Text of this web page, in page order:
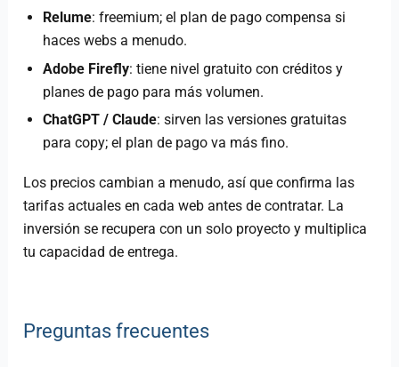
Relume: freemium; el plan de pago compensa si
haces webs a menudo.
Adobe Firefly: tiene nivel gratuito con créditos y
planes de pago para más volumen.
ChatGPT / Claude: sirven las versiones gratuitas
para copy; el plan de pago va más fino.
Los precios cambian a menudo, así que confirma las
tarifas actuales en cada web antes de contratar. La
inversión se recupera con un solo proyecto y multiplica
tu capacidad de entrega.
Preguntas frecuentes